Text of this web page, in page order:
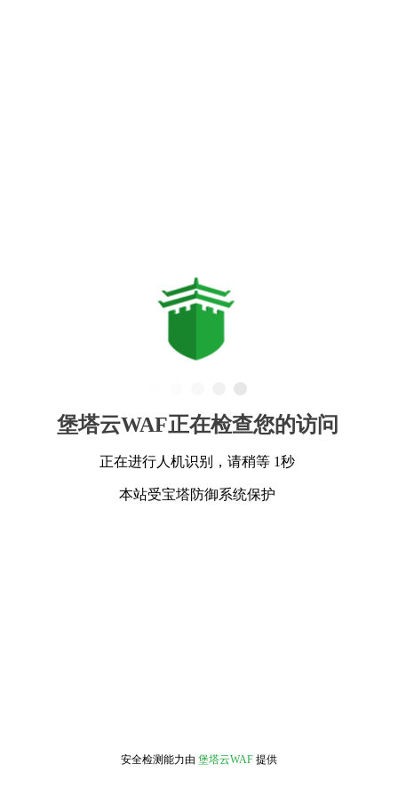
堡塔云WAF正在检查您的访问
正在进行人机识别，请稍等 1秒
本站受宝塔防御系统保护
安全检测能力由 堡塔云WAF 提供